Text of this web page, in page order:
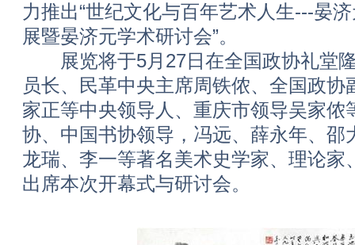
力推出“世纪文化与百年艺术人生---晏
展暨晏济元学术研讨会”。
展览将于5月27日在全国政协礼堂
员长、民革中央主席周铁侬、全国政
家正等中央领导人、重庆市领导吴家侬
协、中国书协领导，冯远、薛永年、邵
龙瑞、李一等著名美术史学家、理论家
出席本次开幕式与研讨会。